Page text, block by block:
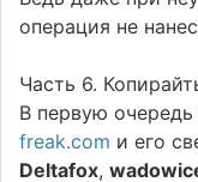
операция не
Часть 6.
В первую
freak.com и его
Deltafox,